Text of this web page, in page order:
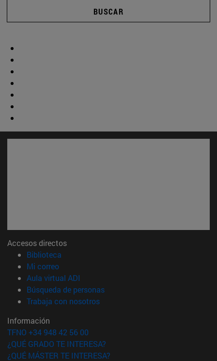
BUSCAR
Accesos directos
Biblioteca
Mi correo(abre en nueva ventana)
Aula virtual ADI
Búsqueda de personas(abre en nueva ventana)
Trabaja con nosotros(abre en nueva ventana)
Información
TFNO +34 948 42 56 00
¿QUÉ GRADO TE INTERESA?
¿QUÉ MÁSTER TE INTERESA?